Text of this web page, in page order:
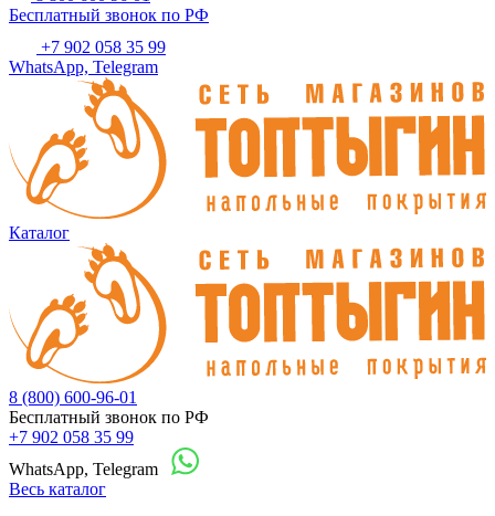
Бесплатный звонок по РФ
+7 902 058 35 99
WhatsApp, Telegram
Каталог
8 (800) 600-96-01
Бесплатный звонок по РФ
+7 902 058 35 99
WhatsApp, Telegram
Весь каталог